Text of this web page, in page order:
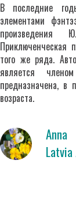
В последние
элементами
произведения
Приключенческая
того же ряда.
является
предназначена, в
возраста.
Anna